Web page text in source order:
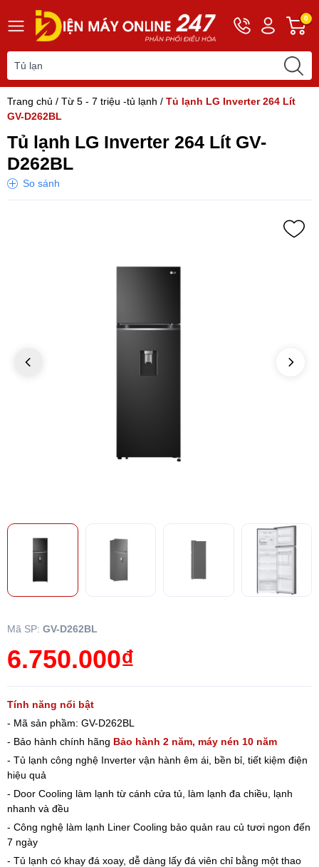
Hotline
0243
Tài
khoản
Khách
0
Trang chủ / Từ 5 - 7 triệu -tủ lạnh / Tủ lạnh LG Inverter 264 Lít
GV-D262BL
Tủ lạnh LG Inverter 264 Lít GV-
D262BL
So sánh
Mã SP: GV-D262BL
6.750.000₫
Tính năng nổi bật
- Mã sản phầm: GV-D262BL
- Bảo hành chính hãng Bảo hành 2 năm, máy nén 10 năm
- Tủ lạnh công nghệ Inverter vận hành êm ái, bền bỉ, tiết kiệm điện
hiệu quả
- Door Cooling làm lạnh từ cánh cửa tủ, làm lạnh đa chiều, lạnh
nhanh và đều
- Công nghệ làm lạnh Liner Cooling bảo quản rau củ tươi ngon đến
7 ngày
- Tủ lạnh có khay đá xoay, dễ dàng lấy đá viên chỉ bằng một thao